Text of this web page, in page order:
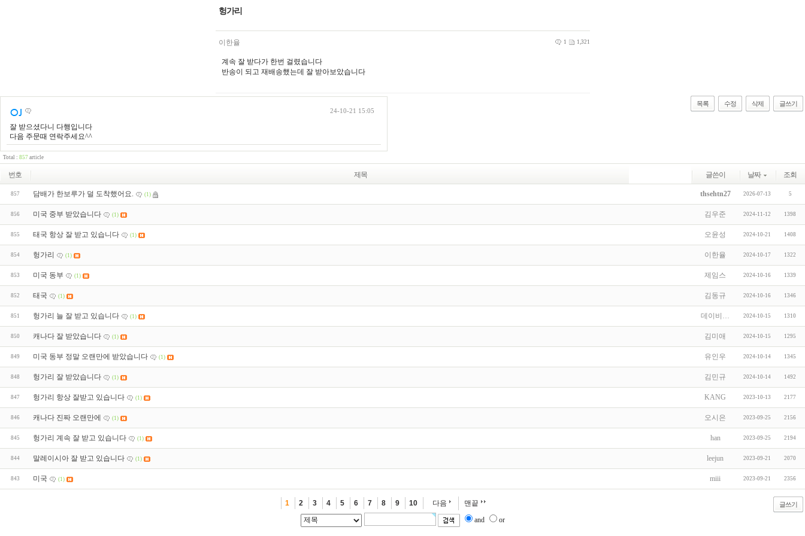
헝가리
이한율 1 1,321
계속 잘 받다가 한번 걸렸습니다
반송이 되고 재배송했는데 잘 받아보았습니다
목록 수정 삭제
글쓰기
24-10-21 15:05
잘 받으셨다니 다행입니다
다음 주문때 연락주세요^^
Total : 857 article
번호 제목 글쓴이 날짜 조회
857 담배가 한보루가 덜 도착했어요. (1) thsehtn27 2026-07-13 5
856 미국 중부 받았습니다 (1) 김우준 2024-11-12 1398
855 태국 항상 잘 받고 있습니다 (1) 오윤성 2024-10-21 1408
854 헝가리 (1) 이한율 2024-10-17 1322
853 미국 동부 (1) 제임스 2024-10-16 1339
852 태국 (1) 김동규 2024-10-16 1346
851 헝가리 늘 잘 받고 있습니다 (1) 데이비… 2024-10-15 1310
850 캐나다 잘 받았습니다 (1) 김미애 2024-10-15 1295
849 미국 동부 정말 오랜만에 받았습니다 (1) 유인우 2024-10-14 1345
848 헝가리 잘 받았습니다 (1) 김민규 2024-10-14 1492
847 헝가리 항상 잘받고 있습니다 (1) KANG 2023-10-13 2177
846 캐나다 진짜 오랜만에 (1) 오시은 2023-09-25 2156
845 헝가리 계속 잘 받고 있습니다 (1) han 2023-09-25 2194
844 말레이시아 잘 받고 있습니다 (1) leejun 2023-09-21 2070
843 미국 (1) miii 2023-09-21 2356
글쓰기
1 2 3 4 5 6 7 8 9 10 다음
맨끝
and
or